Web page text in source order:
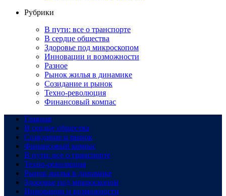
Рубрики
В пути: все о транспорте
В сердце общества
Здоровье под микроскопом
Инновации и возможности
Разное
Рынок жилья в динамике
Созидание и рынок
Техно-революция
Финансовый компас
Главная
В сердце общества
Созидание и рынок
Финансовый компас
В пути: все о транспорте
Техно-революция
Рынок жилья в динамике
Здоровье под микроскопом
Инновации и возможности